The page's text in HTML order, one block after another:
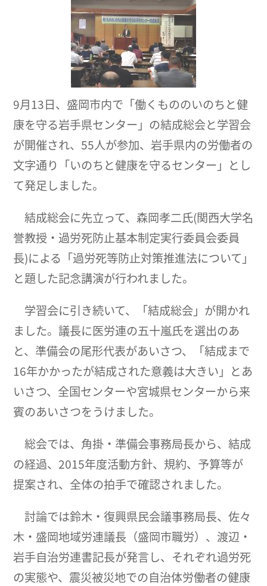
9月13日、盛岡市内で「働くもののいのちと健
康を守る岩手県センター」の結成総会と学習会
が開催され、55人が参加、岩手県内の労働者の
文字通り「いのちと健康を守るセンター」とし
て発足しました。
結成総会に先立って、森岡孝二氏(関西大学名
誉教授・過労死防止基本制定実行委員会委員
長)による「過労死等防止対策推進法について」
と題した記念講演が行われました。
学習会に引き続いて、「結成総会」が開かれ
ました。議長に医労連の五十嵐氏を選出のあ
と、準備会の尾形代表があいさつ、「結成まで
16年かかったが結成された意義は大きい」とあ
いさつ、全国センターや宮城県センターから来
賓のあいさつをうけました。
総会では、角掛・準備会事務局長から、結成
の経過、2015年度活動方針、規約、予算等が
提案され、全体の拍手で確認されました。
討論では鈴木・復興県民会議事務局長、佐々
木・盛岡地域労連議長（盛岡市職労）、渡辺・
岩手自治労連書記長が発言し、それぞれ過労死
の実態や、震災被災地での自治体労働者の健康